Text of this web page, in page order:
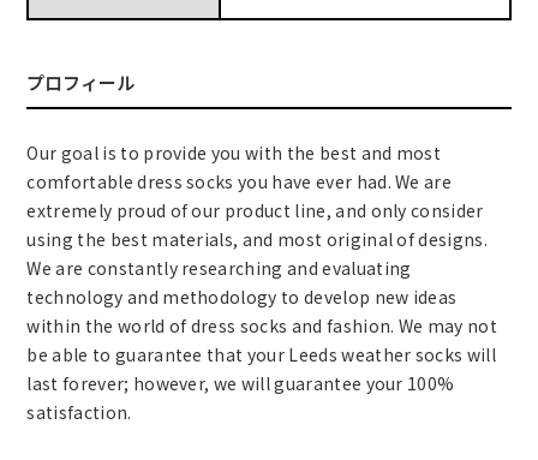
プロフィール
Our goal is to provide you with the best and most
comfortable dress socks you have ever had. We are
extremely proud of our product line, and only consider
using the best materials, and most original of designs.
We are constantly researching and evaluating
technology and methodology to develop new ideas
within the world of dress socks and fashion. We may not
be able to guarantee that your Leeds weather socks will
last forever; however, we will guarantee your 100%
satisfaction.